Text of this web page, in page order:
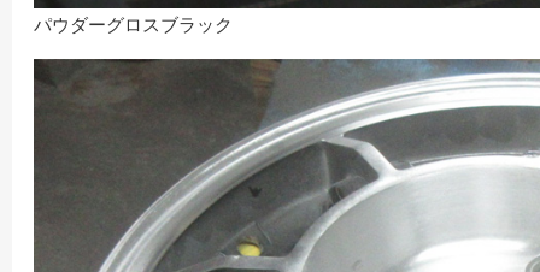
パウダーグロスブラック